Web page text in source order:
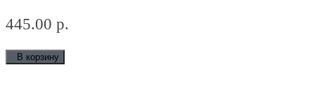
445.00 р.
В корзину